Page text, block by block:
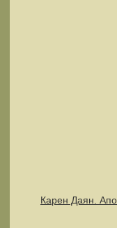
Карен Даян.